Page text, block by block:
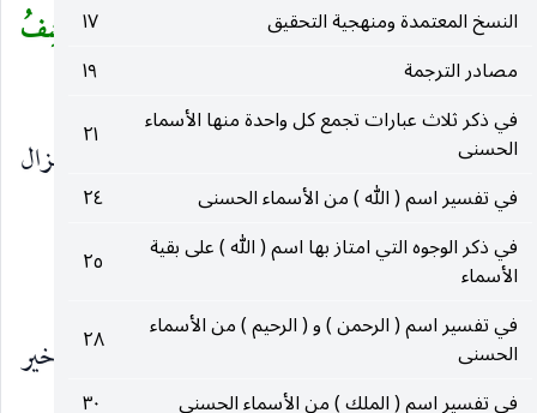
النسخ المعتمدة ومنهجية التحقيق
١٧
مصادر الترجمة
١٩
في ذكر ثلاث عبارات تجمع كل واحدة منها الأسماء
الحسنى
٢١
في تفسير اسم ( الله ) من الأسماء الحسنى
٢٤
في ذكر الوجوه التي امتاز بها اسم ( الله ) على بقية
الأسماء
٢٥
في تفسير اسم ( الرحمن ) و ( الرحيم ) من الأسماء
الحسنى
٢٨
في تفسير اسم ( الملك ) من الأسماء الحسنى
٣٠
معناه : المفرّج «يُجِيبُ الْمُضْطَرَّ إِذَا دَعَاهُ وَيَكْشِفُ
السُّوءَ»(٢٢٢)
.
والضرّ بفتح الضاد : خلاف النفع ، وبالضم : الهزال
وسوء الحال ، وضرّه وضارّه بمعنى ، والاسم الضرر .
خير الناصرين :
معناه : كثرة تكرار النصر منه ، كما قيل : خير